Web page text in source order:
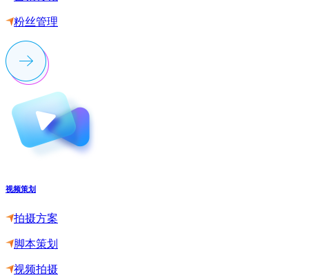
粉丝管理
视频策划
拍摄方案
脚本策划
视频拍摄